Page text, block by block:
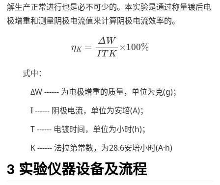
解生产正常进行也是必不可少的。本实验是通过称量镀后电
极增重和测量阴极电流值来计算阴极电流效率的。
WITK
式中：
ΔW ------ 为电极增重的质量，单位为克(g)；
I ------ 阴极电流，单位为安培(A)；
T ------ 电镀时间，单位为小时(h)；
K ------ 法拉第常数，为28.6安培小时(A·h)
3 实验仪器设备及流程